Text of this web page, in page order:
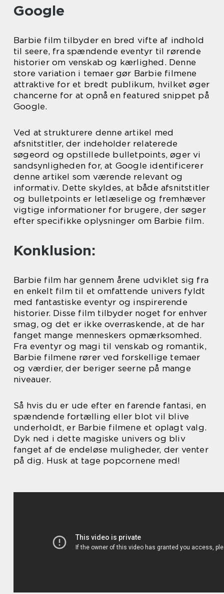
Google
Barbie film tilbyder en bred vifte af indhold
til seere, fra spændende eventyr til rørende
historier om venskab og kærlighed. Denne
store variation i temaer gør Barbie filmene
attraktive for et bredt publikum, hvilket øger
chancerne for at opnå en featured snippet på
Google.
Ved at strukturere denne artikel med
afsnitstitler, der indeholder relaterede
søgeord og opstillede bulletpoints, øger vi
sandsynligheden for, at Google identificerer
denne artikel som værende relevant og
informativ. Dette skyldes, at både afsnitstitler
og bulletpoints er letlæselige og fremhæver
vigtige informationer for brugere, der søger
efter specifikke oplysninger om Barbie film.
Konklusion:
Barbie film har gennem årene udviklet sig fra
en enkelt film til et omfattende univers fyldt
med fantastiske eventyr og inspirerende
historier. Disse film tilbyder noget for enhver
smag, og det er ikke overraskende, at de har
fanget mange menneskers opmærksomhed.
Fra eventyr og magi til venskab og romantik,
Barbie filmene rører ved forskellige temaer
og værdier, der beriger seerne på mange
niveauer.
Så hvis du er ude efter en farende fantasi, en
spændende fortælling eller blot vil blive
underholdt, er Barbie filmene et oplagt valg.
Dyk ned i dette magiske univers og bliv
fanget af de endeløse muligheder, der venter
på dig. Husk at tage popcornene med!